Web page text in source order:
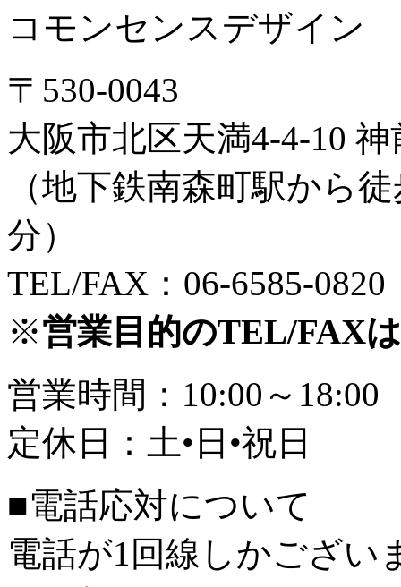
コモンセンスデザイン
〒530-0043
大阪市北区天満4-4-10
（地下鉄南森町駅から
分）
TEL/FAX：06-6585-0820
※営業目的のTEL/FAX
営業時間：10:00～18:00
定休日：土•日•祝日
■電話応対について
電話が1回線しかござい